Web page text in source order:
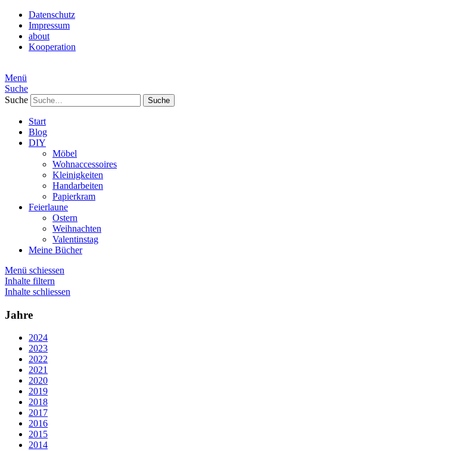
Datenschutz
Impressum
about
Kooperation
Menü
Suche
Suche
Start
Blog
DIY
Möbel
Wohnaccessoires
Kleinigkeiten
Handarbeiten
Papierkram
Feierlaune
Ostern
Weihnachten
Valentinstag
Meine Bücher
Menü schiessen
Inhalte filtern
Inhalte schliessen
Jahre
2024
2023
2022
2021
2020
2019
2018
2017
2016
2015
2014